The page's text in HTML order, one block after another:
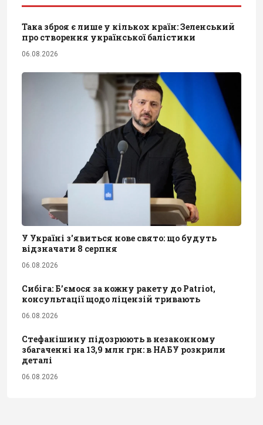
Така зброя є лише у кількох країн: Зеленський
про створення української балістики
06.08.2026
У Україні з'явиться нове свято: що будуть
відзначати 8 серпня
06.08.2026
Сибіга: Б’ємося за кожну ракету до Patriot,
консультації щодо ліцензій тривають
06.08.2026
Стефанішину підозрюють в незаконному
збагаченні на 13,9 млн грн: в НАБУ розкрили
деталі
06.08.2026